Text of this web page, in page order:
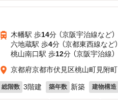
木幡駅 歩14分 （京阪宇治線など）
六地蔵駅 歩4分 （京都東西線など）
桃山南口駅 歩12分 （京阪宇治線）
京都府京都市伏見区桃山町見附町
総階数 3階建 築年数 新築 建物構造